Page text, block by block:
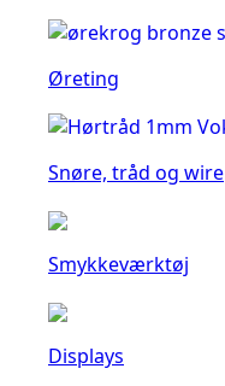
Øreting
Snøre, tråd og wire
Smykkeværktøj
Displays